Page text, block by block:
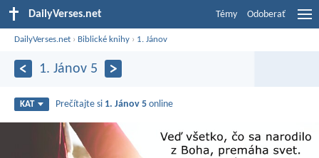
DailyVerses.net Témy Odoberať
DailyVerses.net › Biblické knihy › 1. Jánov
1. Jánov 5
KAT Prečítajte si 1. Jánov 5 online